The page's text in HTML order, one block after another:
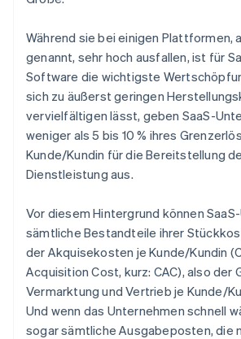
Während sie bei einigen Plattformen,
genannt, sehr hoch ausfallen, ist für
Software die wichtigste
sich zu äußerst geringen
vervielfältigen lässt, geben SaaS-
weniger als 5 bis 10 % ihres
Kunde/Kundin für die Bereitstellung
Dienstleistung aus.
Vor diesem Hintergrund können
sämtliche Bestandteile ihrer
der Akquisekosten je Kunde/Kundin
Acquisition Cost, kurz: CAC), also der
Vermarktung und Vertrieb je Kunde/
Und wenn das Unternehmen schnell
sogar sämtliche Ausgabeposten, die